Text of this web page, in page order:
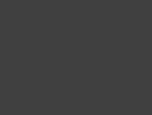
erweitern
Home-Anwendungen
im EMS-Markt.
ausschließlich zu Hause
auch ausschließlich zu